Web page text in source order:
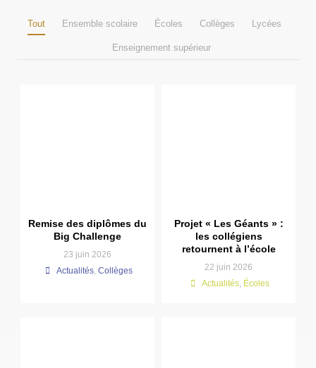
Tout Ensemble scolaire Écoles Collèges Lycées
Enseignement supérieur
Remise des diplômes du
Big Challenge
23 juin 2026
Actualités, Collèges
Projet « Les Géants » :
les collégiens
retournent à l’école
22 juin 2026
Actualités, Écoles